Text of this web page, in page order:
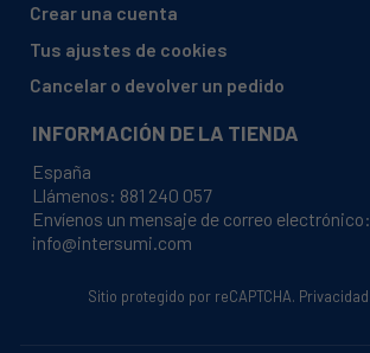
Crear una cuenta
Tus ajustes de cookies
Cancelar o devolver un pedido
INFORMACIÓN DE LA TIENDA
España
Llámenos: 881 240 057
Envíenos un mensaje de correo electrónico:
info@intersumi.com
Sitio protegido por reCAPTCHA. Privacidad